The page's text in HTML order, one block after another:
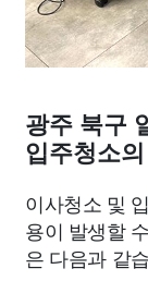
광주 북구
입주청소
이사청소 및
용이 발생할
은 다음과 같